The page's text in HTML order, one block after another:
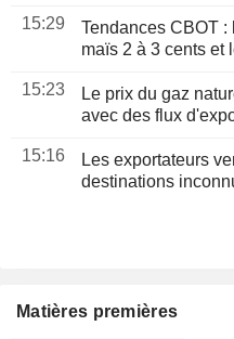
15:29
Tendances CBOT
maïs 2 à 3 cents et
15:23
Le prix du gaz
avec des flux
15:16
Les exportateurs
destinations
Matières premières